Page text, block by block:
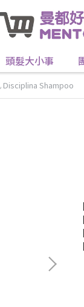
頭髮大小事
Disciplina Shampoo